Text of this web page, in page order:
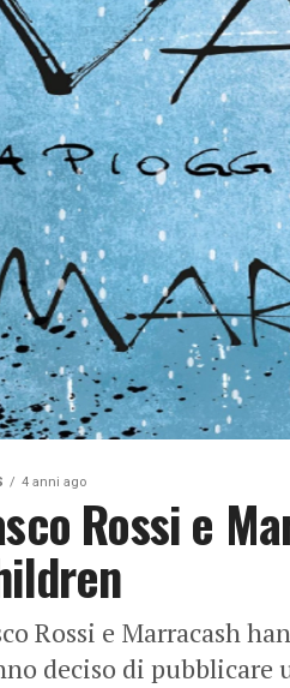
4 anni ago
Rossi e
Rossi e Marracash
deciso di pubblicare